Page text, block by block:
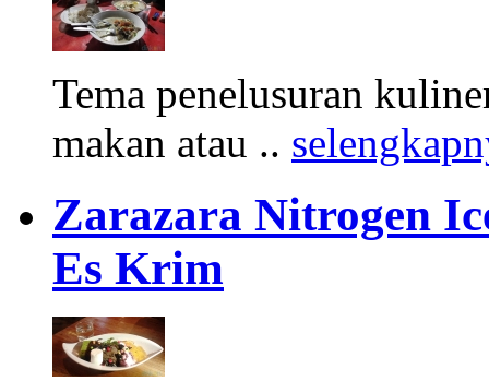
Tema penelusuran
makan atau ..
Zarazara Nitrogen
Es Krim